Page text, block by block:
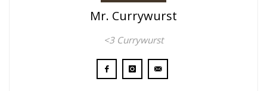
Mr. Currywurst
<3 Currywurst